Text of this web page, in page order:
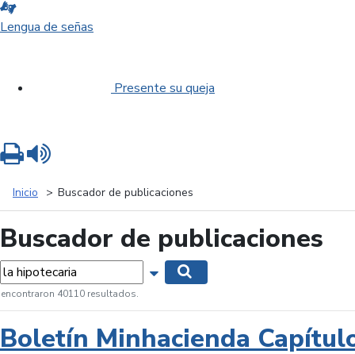
Lengua de señas
Presente su queja
Inicio Buscador de publicaciones
Buscador de publicaciones
Mostrar opciones de búsqueda
encontraron 40110 resultados.
Boletín Minhacienda
Imprimir